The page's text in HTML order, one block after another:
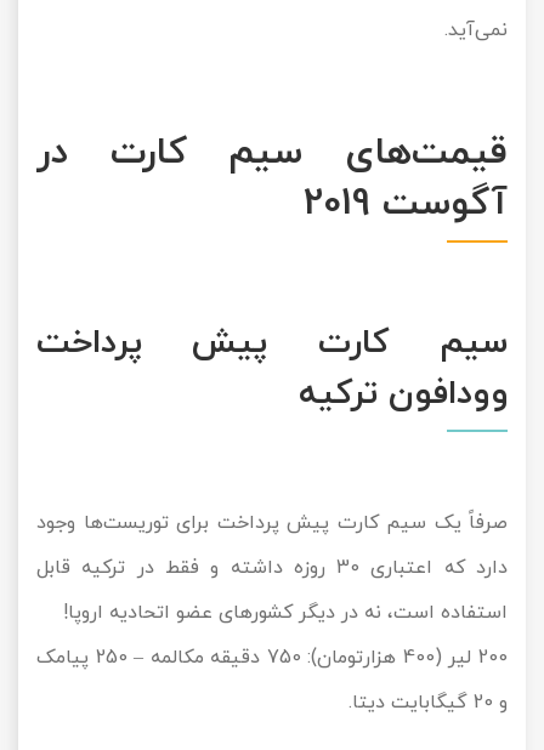
نمی‌آید.
قیمت‌های سیم کارت در
آگوست 2019
سیم کارت پیش پرداخت
وودافون ترکیه
صرفاً یک سیم کارت پیش پرداخت برای توریست‌ها وجود
دارد که اعتباری 30 روزه داشته و فقط در ترکیه قابل
استفاده است، نه در دیگر کشورهای عضو اتحادیه اروپا!
200 لیر (400 هزارتومان): 750 دقیقه مکالمه – 250 پیامک
و 20 گیگابایت دیتا.